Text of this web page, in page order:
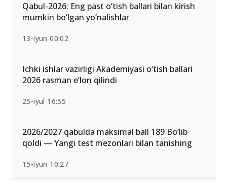
Qabul-2026: Eng past o‘tish ballari bilan kirish
mumkin bo‘lgan yo‘nalishlar
13-iyun 00:02
Ichki ishlar vazirligi Akademiyasi o‘tish ballari
2026 rasman e’lon qilindi
25-iyul 16:55
2026/2027 qabulda maksimal ball 189 Bo‘lib
qoldi — Yangi test mezonlari bilan tanishing
15-iyun 10:27